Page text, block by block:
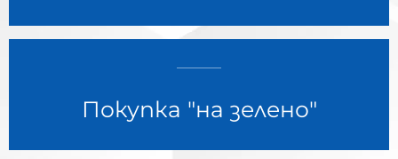
Покупка "на зелено"